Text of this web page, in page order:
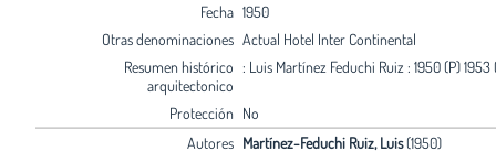
Fecha 1950
Otras denominaciones Actual Hotel Inter Continental
Resumen histórico
arquitectonico
: Luis Martínez Feduchi Ruiz : 1950 (P) 1953
Protección No
Autores Martínez-Feduchi Ruiz, Luis(1950)